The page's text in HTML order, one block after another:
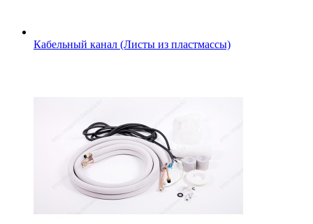
Кабельный канал (Листы из пластмассы)